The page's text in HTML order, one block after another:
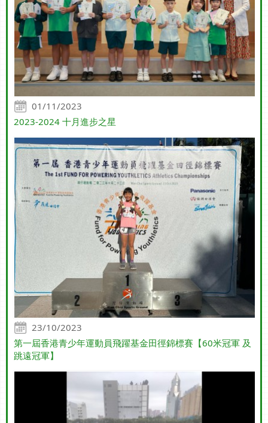
01/11/2023
2023-2024 十月進步之星
23/10/2023
第一屆香港青少年運動員飛躍基金田徑錦標賽【60米冠軍 及
跳遠冠軍】